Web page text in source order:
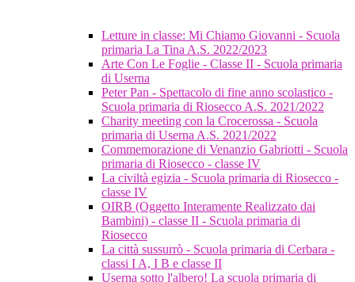
Letture in classe: Mi Chiamo Giovanni - Scuola
primaria La Tina A.S. 2022/2023
Arte Con Le Foglie - Classe II - Scuola primaria
di Userna
Peter Pan - Spettacolo di fine anno scolastico -
Scuola primaria di Riosecco A.S. 2021/2022
Charity meeting con la Crocerossa - Scuola
primaria di Userna A.S. 2021/2022
Commemorazione di Venanzio Gabriotti - Scuola
primaria di Riosecco - classe IV
La civiltà egizia - Scuola primaria di Riosecco -
classe IV
OIRB (Oggetto Interamente Realizzato dai
Bambini) - classe II - Scuola primaria di
Riosecco
La città sussurrò - Scuola primaria di Cerbara -
classi I A, I B e classe II
Userna sotto l'albero! La scuola primaria di